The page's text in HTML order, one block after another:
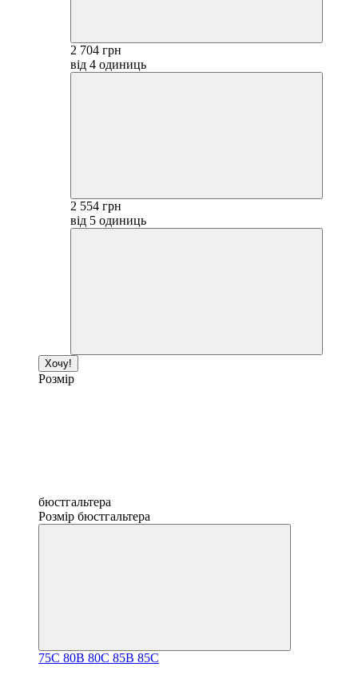
2 704 грн
від 4 одиниць
2 554 грн
від 5 одиниць
Хочу!
Розмір
бюстгальтера
Розмір бюстгальтера
75C 80B 80C 85B 85C